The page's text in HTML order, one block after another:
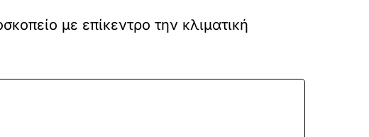
με επίκεντρο την κλιματική